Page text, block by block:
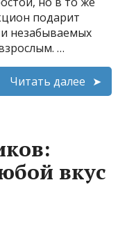
подарит
незабываемых
…
Читать далее
вкус